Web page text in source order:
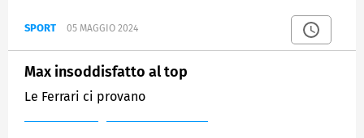
SPORT 05 MAGGIO 2024
Max insoddisfatto al top
Le Ferrari ci provano